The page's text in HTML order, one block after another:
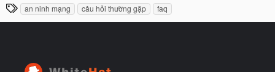
b
T
h
an ninh mạng câu hỏi thường gặp faq